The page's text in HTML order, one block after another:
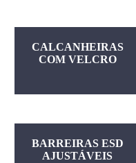
CALCANHEIRAS
COM VELCRO
BARREIRAS ESD
AJUSTÁVEIS